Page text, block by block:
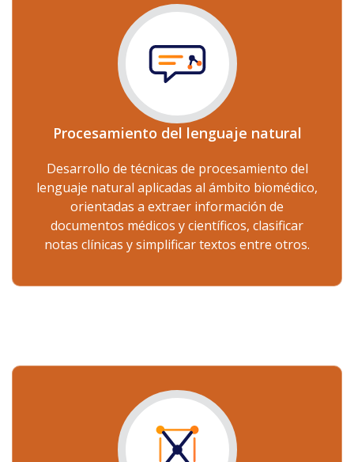
Procesamiento del lenguaje natural
Desarrollo de técnicas de procesamiento del
lenguaje natural aplicadas al ámbito biomédico,
orientadas a extraer información de
documentos médicos y científicos, clasificar
notas clínicas y simplificar textos entre otros.